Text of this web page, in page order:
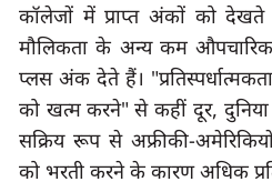
कॉलेजों में प्राप्त अंकों को
मौलिकता के अन्य कम औपचारिक
प्लस अंक देते हैं। "
को खत्म करने" से कहीं दूर,
सक्रिय रूप से अफ्रीकी-
को भरती करने के कारण अधिक